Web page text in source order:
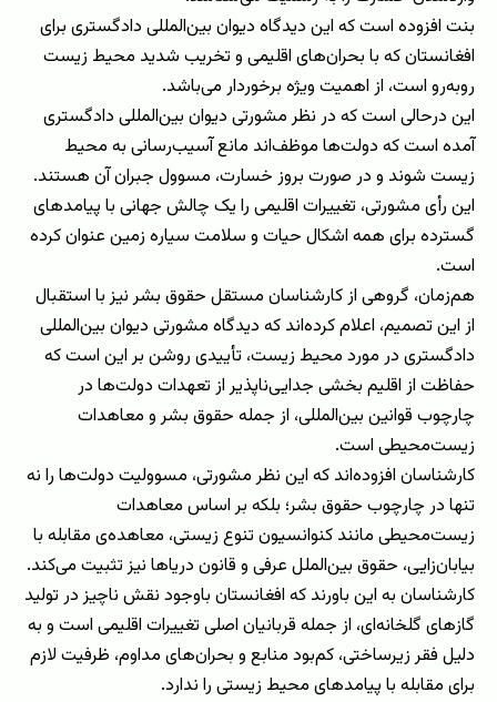
بنت افزوده است که این دیدگاه دیوان بین‌المللی دادگستری برای
افغانستان که با بحران‌های اقلیمی و تخریب شدید محیط زیست
روبه‌رو است، از اهمیت ویژه برخوردار می‌باشد.
این درحالی است که در نظر مشورتی دیوان بین‌المللی دادگستری
آمده است که دولت‌ها موظف‌اند مانع آسیب‌رسانی به محیط
زیست شوند و در صورت بروز خسارت، مسوول جبران آن هستند.
این رأی مشورتی، تغییرات اقلیمی را یک چالش جهانی با پیامدهای
گسترده برای همه اشکال حیات و سلامت سیاره زمین عنوان کرده
است.
هم‌زمان، گروهی از کارشناسان مستقل حقوق بشر نیز با استقبال
از این تصمیم، اعلام کرده‌اند که دیدگاه مشورتی دیوان بین‌المللی
دادگستری در مورد محیط زیست، تأییدی روشن بر این است که
حفاظت از اقلیم بخشی جدایی‌ناپذیر از تعهدات دولت‌ها در
چارچوب قوانین بین‌المللی، از جمله حقوق بشر و معاهدات
زیست‌محیطی است.
کارشناسان افزوده‌اند که این نظر مشورتی، مسوولیت دولت‌ها را نه
تنها در چارچوب حقوق بشر؛ بلکه بر اساس معاهدات
زیست‌محیطی مانند کنوانسیون تنوع زیستی، معاهده‌ی مقابله با
بیابان‌زایی، حقوق بین‌الملل عرفی و قانون دریاها نیز تثبیت می‌کند.
کارشناسان به این باورند که افغانستان باوجود نقش ناچیز در تولید
گازهای گلخانه‌ای، از جمله قربانیان اصلی تغییرات اقلیمی است و به
دلیل فقر زیرساختی، کم‌بود منابع و بحران‌های مداوم، ظرفیت لازم
برای مقابله با پیامدهای محیط‌ زیستی را ندارد.